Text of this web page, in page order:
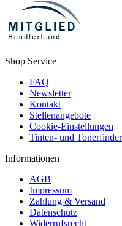
Shop Service
FAQ
Newsletter
Kontakt
Stellenangebote
Cookie-Einstellungen
Tinten- und Tonerfinder
Informationen
AGB
Impressum
Zahlung & Versand
Datenschutz
Widerrufsrecht